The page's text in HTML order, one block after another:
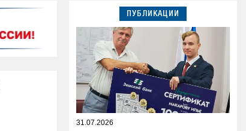
ПУБЛИКАЦИИ
31.07.2026